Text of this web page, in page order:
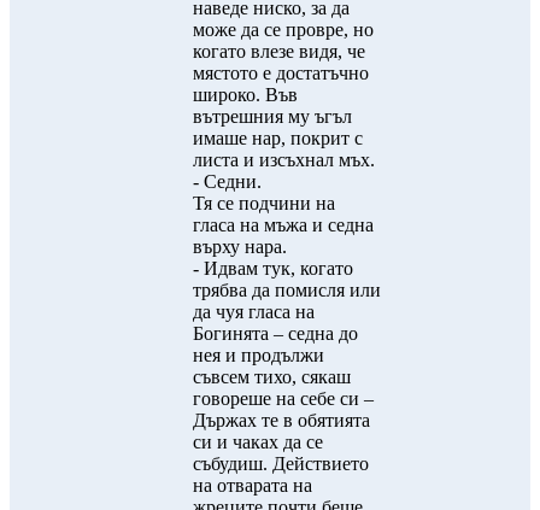
наведе ниско, за да
може да се провре, но
когато влезе видя, че
мястото е достатъчно
широко. Във
вътрешния му ъгъл
имаше нар, покрит с
листа и изсъхнал мъх.
- Седни.
Тя се подчини на
гласа на мъжа и седна
върху нара.
- Идвам тук, когато
трябва да помисля или
да чуя гласа на
Богинята – седна до
нея и продължи
съвсем тихо, сякаш
говореше на себе си –
Държах те в обятията
си и чаках да се
събудиш. Действието
на отварата на